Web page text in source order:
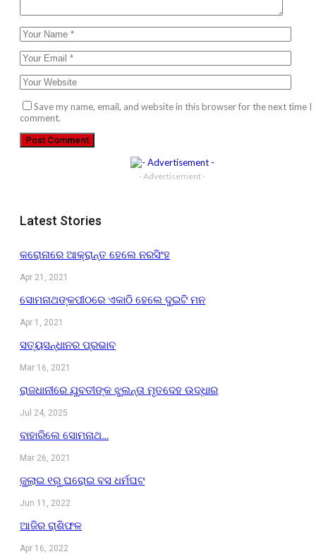
Save my name, email, and website in this browser for the next time I
comment.
- Advertisement -
Latest Stories
କରୋନାରେ ଆକ୍ରାନ୍ତ ହେଲେ ନରସିଂହ
Apr 21, 2021
ସୋମନାଥଙ୍କପୀଠରେ ଏକାଠି ହେଲେ ଦୁଇଟି ମନ
Apr 1, 2021
ସତ୍ୟସନ୍ଧାନର ପ୍ରଭାବ
Mar 16, 2021
ରାଜଧାନୀରେ ଯୁବତୀଙ୍କ ଝୁଲନ୍ତା ମୃତଦେହ ଉଦ୍ଧାର
Jul 24, 2025
ବାହାରିଲେ ସୋମନାଥ…
Mar 26, 2021
ଜୁଲାଇ ୧ରୁ ଘରୋଇ ବସ ଧର୍ମଘଟ
Jun 11, 2022
ଆଜିର ରାଶିଫଳ
Apr 16, 2022